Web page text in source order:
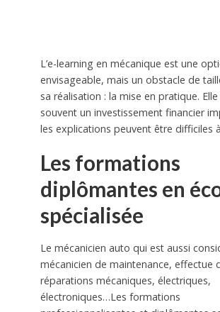
L’e-learning en mécanique est une
envisageable, mais un obstacle de
sa réalisation : la mise en pratique.
souvent un investissement financier
les explications peuvent être difficiles
Les formations
diplômantes en
spécialisée
Le mécanicien auto qui est aussi
mécanicien de maintenance, effectue
réparations mécaniques, électriques,
électroniques…Les formations